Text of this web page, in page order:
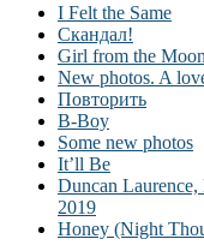
I Felt the Same
Скандал!
Girl from the Moon
New photos. A
Повторить
B-Boy
Some new photos
It’ll Be
Duncan
2019
Honey (Night